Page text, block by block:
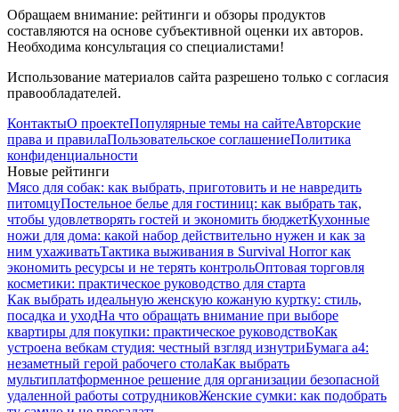
Обращаем внимание: рейтинги и обзоры продуктов
составляются на основе субъективной оценки их авторов.
Необходима консультация со специалистами!
Использование материалов сайта разрешено только с согласия
правообладателей.
КонтактыО проектеПопулярные темы на сайтеАвторские
права и правилаПользовательское соглашениеПолитика
конфиденциальности
Новые рейтинги
Мясо для собак: как выбрать, приготовить и не навредить
питомцуПостельное белье для гостиниц: как выбрать так,
чтобы удовлетворять гостей и экономить бюджетКухонные
ножи для дома: какой набор действительно нужен и как за
ним ухаживатьТактика выживания в Survival Horror как
экономить ресурсы и не терять контрольОптовая торговля
косметики: практическое руководство для старта
Как выбрать идеальную женскую кожаную куртку: стиль,
посадка и уходНа что обращать внимание при выборе
квартиры для покупки: практическое руководствоКак
устроена вебкам студия: честный взгляд изнутриБумага а4:
незаметный герой рабочего столаКак выбрать
мультиплатформенное решение для организации безопасной
удаленной работы сотрудниковЖенские сумки: как подобрать